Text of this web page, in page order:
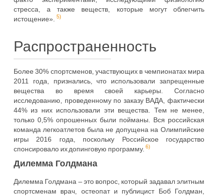
стресса, а также веществ, которые могут облегчить
истощение». 5)
Распространенность
Более 30% спортсменов, участвующих в чемпионатах мира
2011 года, признались, что использовали запрещенные
вещества во время своей карьеры. Согласно
исследованию, проведенному по заказу ВАДА, фактически
44% из них использовали эти вещества. Тем не менее,
только 0,5% опрошенных были пойманы. Вся российская
команда легкоатлетов была не допущена на Олимпийские
игры 2016 года, поскольку Российское государство
спонсировало их допинговую программу.6)
Дилемма Голдмана
Дилемма Голдмана – это вопрос, который задавал элитным
спортсменам врач, остеопат и публицист Боб Голдман,